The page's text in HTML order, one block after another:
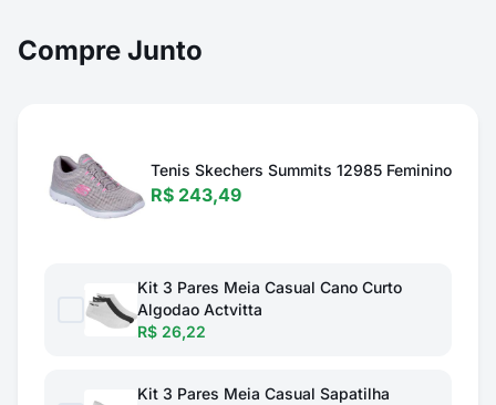
Compre Junto
Tenis Skechers Summits 12985 Feminino
R$ 243,49
Kit 3 Pares Meia Casual Cano Curto
Algodao Actvitta
R$ 26,22
Kit 3 Pares Meia Casual Sapatilha